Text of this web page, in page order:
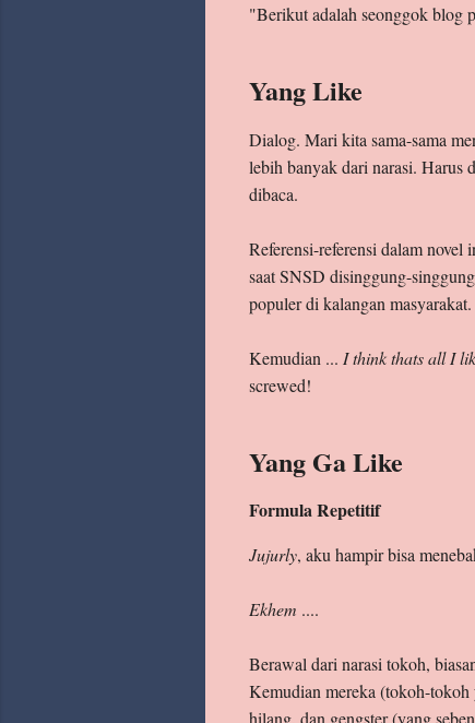
"Berikut adalah seonggok
Yang Like
Dialog. Mari kita sama-sama
lebih banyak dari narasi. Harus
dibaca.
Referensi-referensi dalam novel
saat SNSD disinggung-
populer di kalangan masyarakat.
Kemudian ... I think thats all I
screwed!
Yang Ga Like
Formula Repetitif
Jujurly, aku hampir bisa
Ekhem ....
Berawal dari narasi tokoh,
Kemudian mereka (tokoh-tokoh